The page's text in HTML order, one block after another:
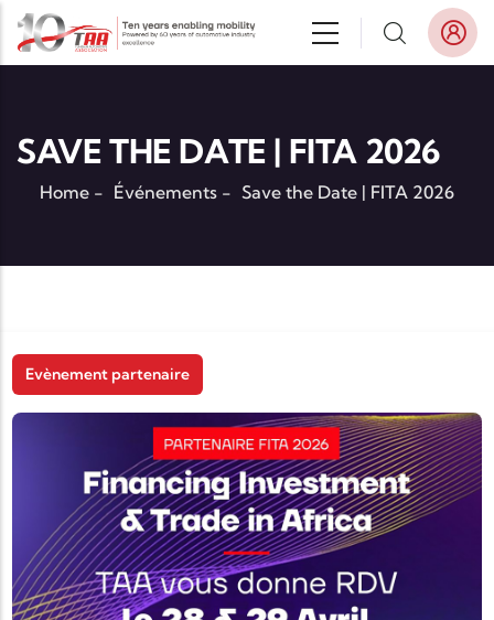
Aller au contenu principal
SAVE THE DATE | FITA 2026
Home - Événements - Save the Date | FITA 2026
Evènement partenaire